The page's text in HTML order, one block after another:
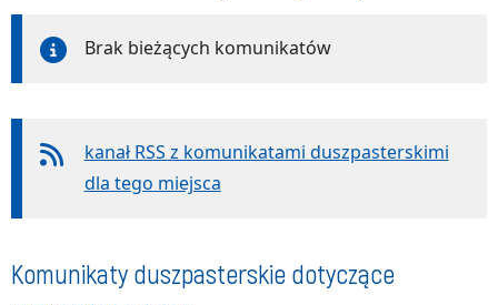
Brak bieżących komunikatów
kanał RSS z komunikatami duszpasterskimi
dla tego miejsca
Komunikaty duszpasterskie dotyczące